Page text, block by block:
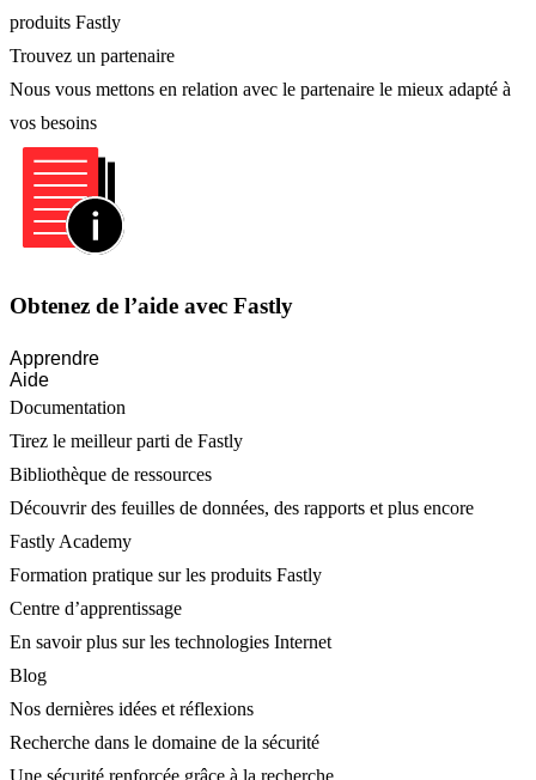
produits Fastly
Trouvez un partenaire
Nous vous mettons en relation avec le partenaire le mieux adapté à
vos besoins
Obtenez de l’aide avec Fastly
Apprendre
Aide
Documentation
Tirez le meilleur parti de Fastly
Bibliothèque de ressources
Découvrir des feuilles de données, des rapports et plus encore
Fastly Academy
Formation pratique sur les produits Fastly
Centre d’apprentissage
En savoir plus sur les technologies Internet
Blog
Nos dernières idées et réflexions
Recherche dans le domaine de la sécurité
Une sécurité renforcée grâce à la recherche